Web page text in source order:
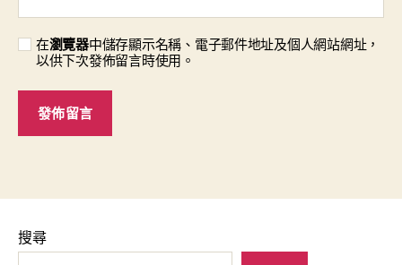
在瀏覽器中儲存顯示名稱、電子郵件地址及個人網站網址，
以供下次發佈留言時使用。
搜尋